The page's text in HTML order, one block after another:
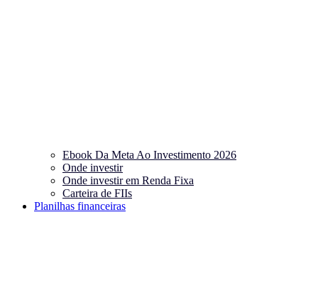
Ebook Da Meta Ao Investimento 2026
Onde investir
Onde investir em Renda Fixa
Carteira de FIIs
Planilhas financeiras